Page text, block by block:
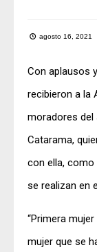
agosto 16, 2021
Con aplausos
recibieron a la
moradores del
Catarama,
con ella,
se realizan en
“Primera
mujer que se